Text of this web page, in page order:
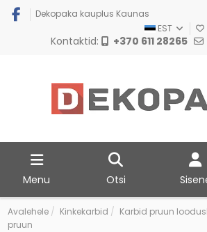
Dekopaka kauplus Kaunas
EST
Kontaktid: +370 611 28265
Menu Otsi
Avalehele Kinkekarbid Karbid pruun
pruun